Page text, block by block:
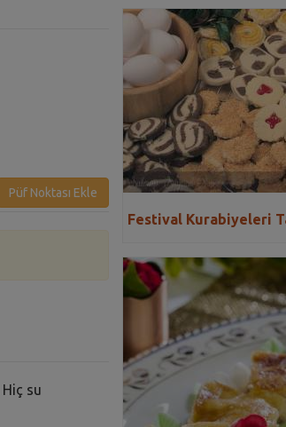
Püf Noktası Ekle
su
Festival Kurabiyeleri